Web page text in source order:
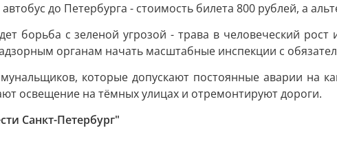
до Петербурга - стоимость билета 800 рублей, а
борьба с зеленой угрозой - трава в человеческий
органам начать масштабные инспекции с
которые допускают постоянные аварии на
освещение на тёмных улицах и отремонтируют дороги.
Санкт-Петербург"